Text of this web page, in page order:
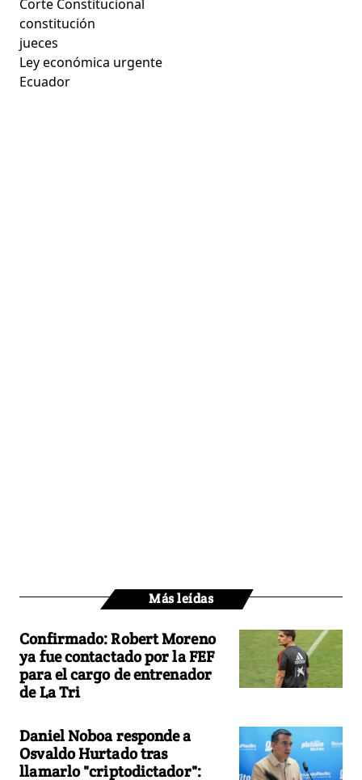
Corte Constitucional
constitución
jueces
Ley económica urgente
Ecuador
Más leídas
Confirmado: Robert Moreno
ya fue contactado por la FEF
para el cargo de entrenador
de La Tri
Daniel Noboa responde a
Osvaldo Hurtado tras
llamarlo "criptodictador":